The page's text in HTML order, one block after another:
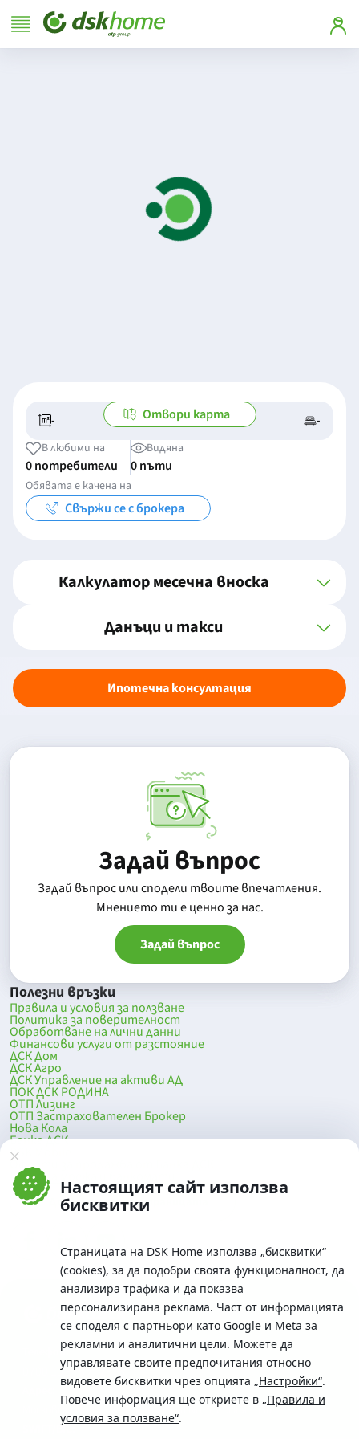
Настоящият сайт използва
бисквитки
Страницата на DSK Home използва „бисквитки“
(cookies), за да подобри своята функционалност, да
анализира трафика и да показва
персонализирана реклама. Част от информацията
се споделя с партньори като Google и Meta за
рекламни и аналитични цели. Можете да
управлявате своите предпочитания относно
видовете бисквитки чрез опцията „Настройки“.
Повече информация ще откриете в „Правила и
условия за ползване“.
- -/- -
Отвори карта
В любими на
0 потребители
Видяна
0 пъти
Обявата е качена на
Свържи се с брокера
Калкулатор месечна вноска
Данъци и такси
Ипотечна консултация
Задай въпрос
Задай въпрос или сподели твоите впечатления.
Mнението ти е ценно за нас.
Задай въпрос
Полезни връзки
Правила и условия за ползване
Политика за поверителност
Обработване на лични данни
Финансови услуги от разстояние
ДСК Дом
ДСК Агро
ДСК Управление на активи АД
ПОК ДСК РОДИНА
ОТП Лизинг
ОТП Застрахователен Брокер
Нова Кола
Банка ДСК
DSK Mobile
Оферти за продажба от Банка ДСК
Клонова мрежа и банкомати
До началото на страницата
Телефон:
0700 10 375 / *2375
Московска No.19 / ул. Г. Бенковски No. 5, София 1036
SWIFT/BIC: